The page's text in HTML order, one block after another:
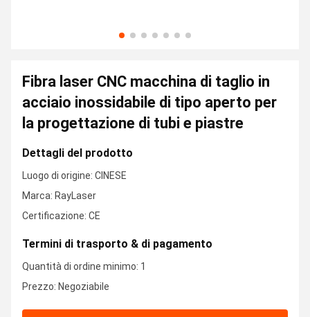
Fibra laser CNC macchina di taglio in
acciaio inossidabile di tipo aperto per
la progettazione di tubi e piastre
Dettagli del prodotto
Luogo di origine: CINESE
Marca: RayLaser
Certificazione: CE
Termini di trasporto & di pagamento
Quantità di ordine minimo: 1
Prezzo: Negoziabile